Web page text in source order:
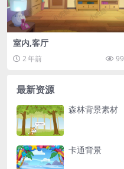
室内,客厅
2 年前 99
最新资源
森林背景素材
卡通背景